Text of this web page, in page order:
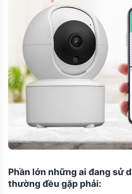
Phần lớn những ai đang sử
thường đều gặp phải: